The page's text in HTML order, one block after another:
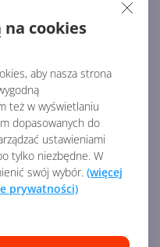
na cookies
aby nasza strona
też w wyświetlaniu
dopasowanych do
ustawieniami
tylko niezbędne. W
swój wybór. (więcej
prywatności)